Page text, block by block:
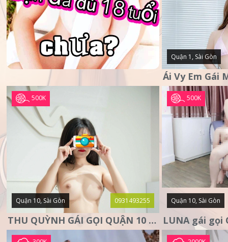
Quận 1, Sài Gòn
500K
Quận 10, Sài Gòn 0931493255
THU QUỲNH GÁI GỌI QUẬN 10 – MẶT XINH DA TRẮNG – SANG
500K
Quận 10, Sài Gòn